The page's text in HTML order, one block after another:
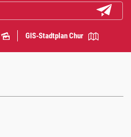
GIS-Stadtplan Chur